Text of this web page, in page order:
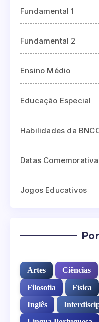
Fundamental 1
Fundamental 2
Ensino Médio
Educação Especial
Habilidades da
Datas
Jogos Educativos
Artes Ciências
Filosofia
Física
Inglês